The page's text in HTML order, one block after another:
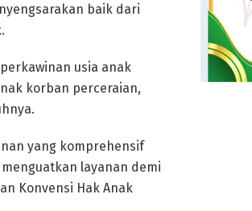
baik dari
usia anak
korban perceraian,
yang komprehensif
layanan demi
Konvensi Hak Anak